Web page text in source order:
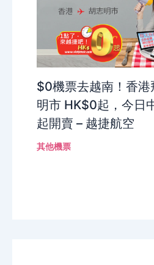
$0機票去越南！香港
明市 HK$0起，今日
起開賣 – 越捷航空
其他機票